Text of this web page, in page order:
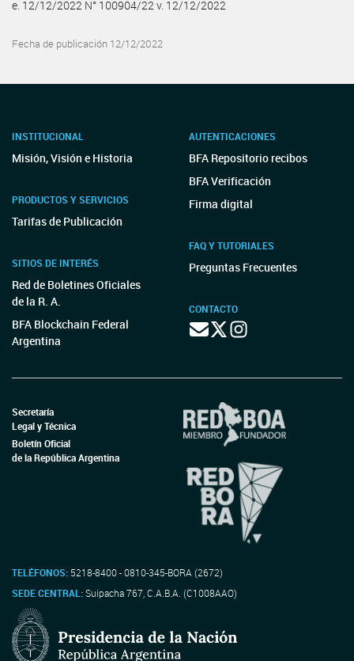
e. 12/12/2022 N° 100904/22 v. 12/12/2022
Fecha de publicación 12/12/2022
INSTITUCIONAL
Misión, Visión e Historia
PRODUCTOS Y SERVICIOS
Tarifas de Publicación
SITIOS DE INTERÉS
Red de Boletines Oficiales
de la R. A.
BFA Blockchain Federal
Argentina
AUTENTICACIONES
BFA Repositorio recibos
BFA Verificación
Firma digital
FAQ Y TUTORIALES
Preguntas Frecuentes
CONTACTO
Secretaría
Legal y Técnica
Boletín Oficial
de la República Argentina
TELÉFONOS: 5218-8400 - 0810-345-BORA (2672)
SEDE CENTRAL:Suipacha 767, C.A.B.A. (C1008AAO)